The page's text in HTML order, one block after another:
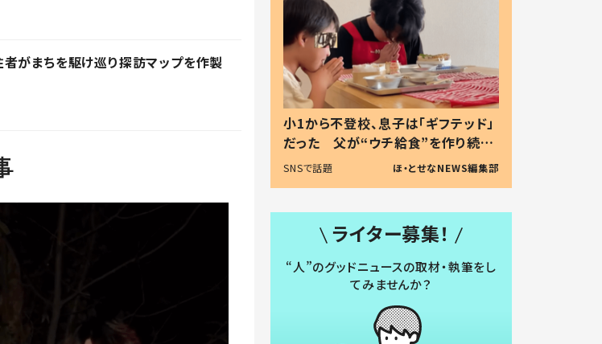
がまちを駆け巡り探訪マップを作製
小1から不登校、息子は「ギフテッド」
だった 父が“ウチ給食”を作り続け
る理由とは #令和の親 #令和の子
SNSで話題 ほ・とせなNEWS編集部
ライター募集！
“人”のグッドニュースの取材・執筆をし
てみませんか？